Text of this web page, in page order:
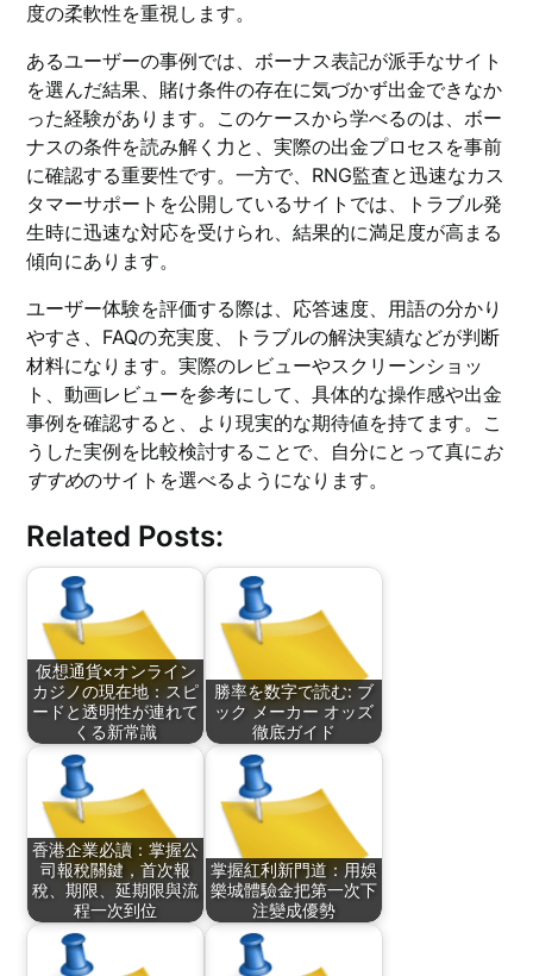
度の柔軟性を重視します。
あるユーザーの事例では、ボーナス表記が派手なサイト
を選んだ結果、賭け条件の存在に気づかず出金できなか
った経験があります。このケースから学べるのは、ボー
ナスの条件を読み解く力と、実際の出金プロセスを事前
に確認する重要性です。一方で、RNG監査と迅速なカス
タマーサポートを公開しているサイトでは、トラブル発
生時に迅速な対応を受けられ、結果的に満足度が高まる
傾向にあります。
ユーザー体験を評価する際は、応答速度、用語の分かり
やすさ、FAQの充実度、トラブルの解決実績などが判断
材料になります。実際のレビューやスクリーンショッ
ト、動画レビューを参考にして、具体的な操作感や出金
事例を確認すると、より現実的な期待値を持てます。こ
うした実例を比較検討することで、自分にとって真にお
すすめのサイトを選べるようになります。
Related Posts:
仮想通貨×オンライン
カジノの現在地：スピ
ードと透明性が連れて
くる新常識
勝率を数字で読む: ブ
ック メーカー オッズ
徹底ガイド
香港企業必讀：掌握公
司報稅關鍵，首次報
稅、期限、延期限與流
程一次到位
掌握紅利新門道：用娛
樂城體驗金把第一次下
注變成優勢